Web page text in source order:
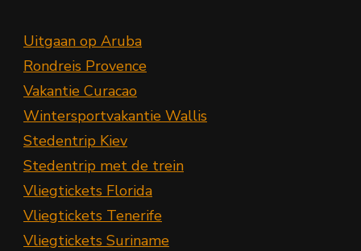
Uitgaan op Aruba
Rondreis Provence
Vakantie Curacao
Wintersportvakantie Wallis
Stedentrip Kiev
Stedentrip met de trein
Vliegtickets Florida
Vliegtickets Tenerife
Vliegtickets Suriname